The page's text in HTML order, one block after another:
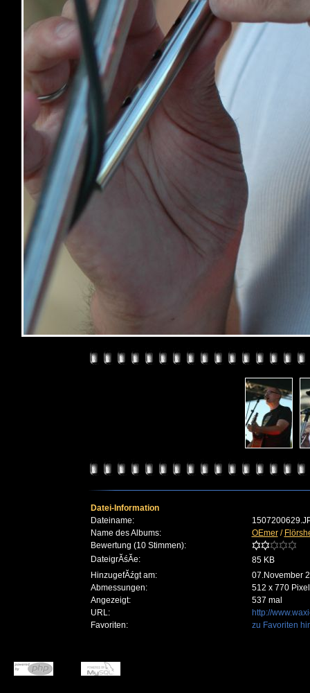
Datei-Information
Dateiname:
Name des Albums:
OEmer/
Bewertung (10 Stimmen):
DateigrĂśĂe:
85 KB
HinzugefĂźgt am:
07.November
Abmessungen:
512 x 770 Pixel
Angezeigt:
537 mal
URL:
http://
Favoriten:
zu Favoriten